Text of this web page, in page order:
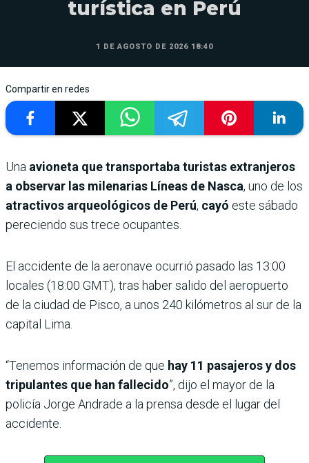
turística en Perú
1 DE AGOSTO DE 2026 18:40
Compartir en redes
Una avioneta que transportaba turistas extranjeros
a observar las milenarias Líneas de Nasca, uno de los
atractivos arqueológicos de Perú, cayó este sábado
pereciendo sus trece ocupantes.
El accidente de la aeronave ocurrió pasado las 13:00
locales (18:00 GMT), tras haber salido del aeropuerto
de la ciudad de Pisco, a unos 240 kilómetros al sur de la
capital Lima.
“Tenemos información de que hay 11 pasajeros y dos
tripulantes que han fallecido”, dijo el mayor de la
policía Jorge Andrade a la prensa desde el lugar del
accidente.